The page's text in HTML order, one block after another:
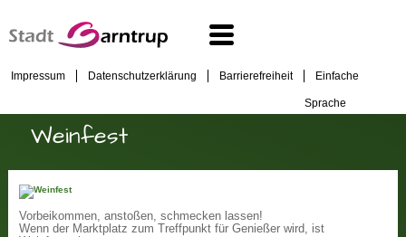
Impressum Datenschutzerklärung Barrierefreiheit Einfache
Sprache
Weinfest
Vorbeikommen, anstoßen, schmecken lassen!
Wenn der Marktplatz zum Treffpunkt für Genießer wird, ist